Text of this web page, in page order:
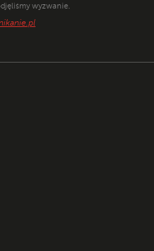
wyzwanie.